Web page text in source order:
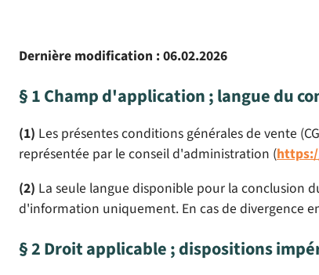
Dernière modification : 06.02.2026
§ 1 Champ d'application ; langue du
(1) Les présentes conditions générales de vente
représentée par le conseil d'administration (
(2) La seule langue disponible pour la conclusion
d'information uniquement. En cas de divergence
§ 2 Droit applicable ; dispositions